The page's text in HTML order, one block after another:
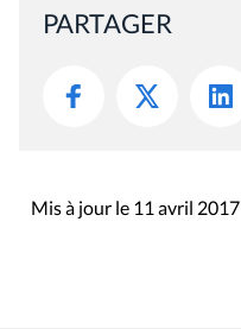
PARTAGER
Mis à jour le 11 avril 2017